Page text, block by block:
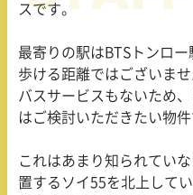
スです。
最寄りの駅は BTS トンロ
歩ける距離ではございま
バスサービスもないため
はご検討いただきたい物件
これはあまり知られてい
置するソイ55を北上して